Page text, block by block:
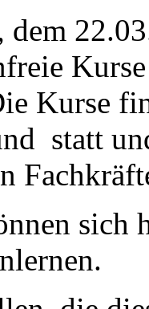
dem
Kurse
statt
sich